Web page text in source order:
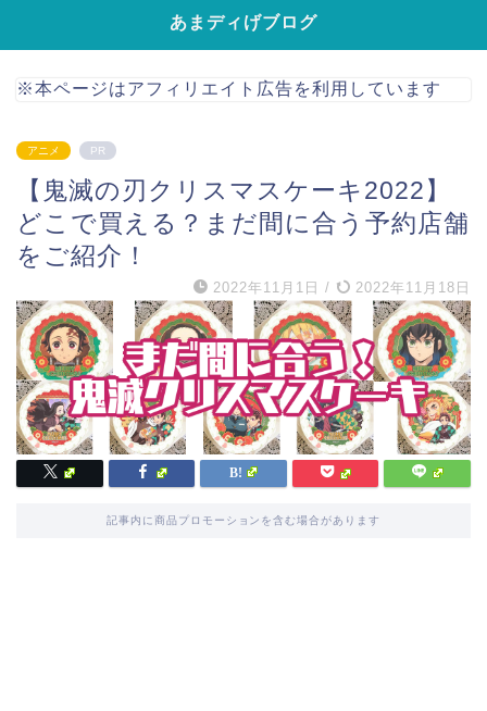
あまディげブログ
※本ページはアフィリエイト広告を利用しています
アニメ PR
【鬼滅の刃クリスマスケーキ2022】
どこで買える？まだ間に合う予約店舗
をご紹介！
2022年11月1日 / 2022年11月18日
記事内に商品プロモーションを含む場合があります